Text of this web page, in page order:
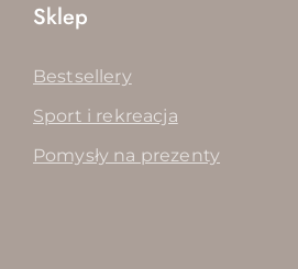
Sklep
Bestsellery
Sport i rekreacja
Pomysły na prezenty